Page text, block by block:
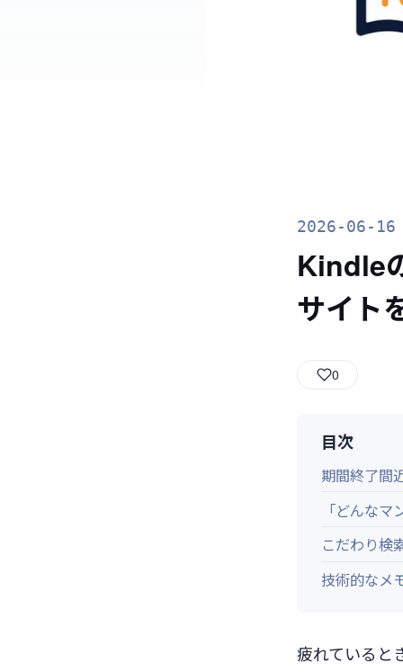
2026-06-16
Kindle
サイト
0
目次
期間終了間
「どんな
こだわり検
技術的なメ
疲れていると